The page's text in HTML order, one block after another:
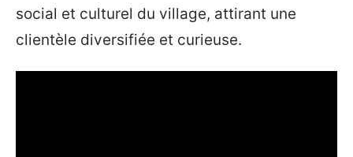
social et culturel du village, attirant une
clientèle diversifiée et curieuse.